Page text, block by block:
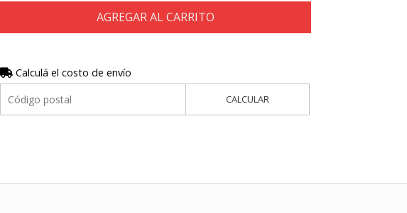
AGREGAR AL CARRITO
Calculá el costo de envío
CALCULAR